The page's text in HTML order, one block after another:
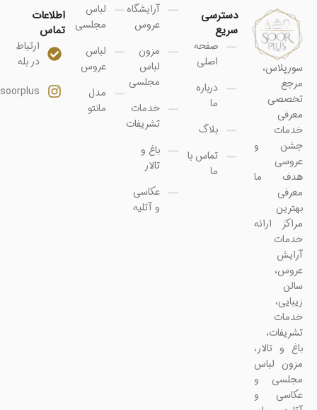
سورپلاس،
مرجع
تخصصی
معرفی
خدمات
جشن و
عروسی
هدف ما
معرفی
بهترین
مراکز ارائه
خدمات
آرایش
عروس،
سالن
زیبایی،
خدمات
تشریفات،
باغ و تالار،
مزون لباس
مجلسی و
عکاسی و
دسترسی
سریع
صفحه
اصلی
درباره
ما
بلاگ
تماس با
ما
آرایشگاه
عروس
مزون
لباس
مجلسی
خدمات
تشریفات
باغ و
تالار
عکاسی
و آتلیه
لباس
مجلسی
لباس
عروس
مدل
مانتو
اطلاعات
تماس
ارتباط
در بله
soorplus@